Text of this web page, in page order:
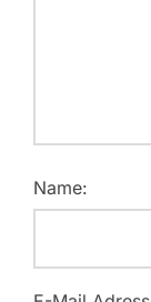
Name: